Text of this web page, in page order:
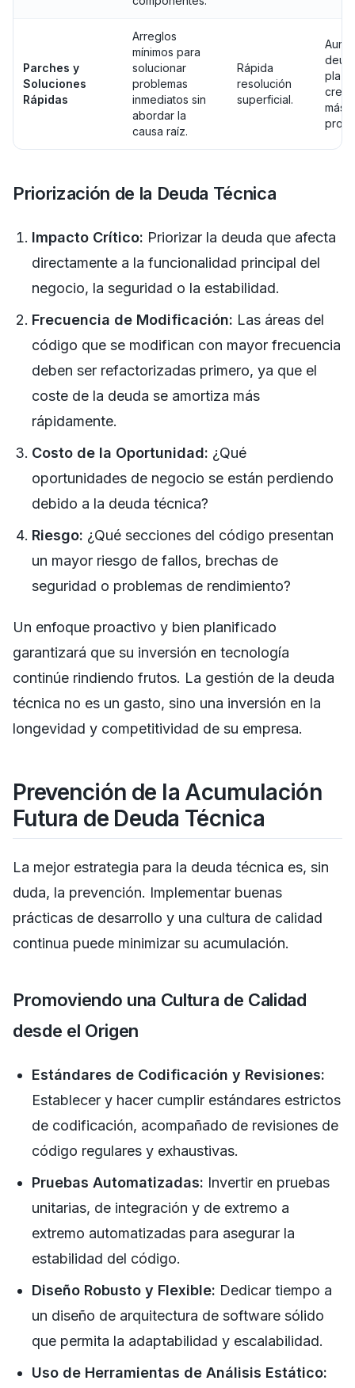
Parches y
Soluciones
Rápidas
Arreglos
mínimos para
solucionar
problemas
inmediatos sin
abordar la
causa raíz.
Rápida
resolución
superficial.
más
Priorización de la Deuda Técnica
Impacto Crítico: Priorizar la deuda que afecta
directamente a la funcionalidad principal del
negocio, la seguridad o la estabilidad.
Frecuencia de Modificación: Las áreas del
código que se modifican con mayor frecuencia
deben ser refactorizadas primero, ya que el
coste de la deuda se amortiza más
rápidamente.
Costo de la Oportunidad: ¿Qué
oportunidades de negocio se están perdiendo
debido a la deuda técnica?
Riesgo: ¿Qué secciones del código presentan
un mayor riesgo de fallos, brechas de
seguridad o problemas de rendimiento?
Un enfoque proactivo y bien planificado
garantizará que su inversión en tecnología
continúe rindiendo frutos. La gestión de la deuda
técnica no es un gasto, sino una inversión en la
longevidad y competitividad de su empresa.
Prevención de la Acumulación
Futura de Deuda Técnica
La mejor estrategia para la deuda técnica es, sin
duda, la prevención. Implementar buenas
prácticas de desarrollo y una cultura de calidad
continua puede minimizar su acumulación.
Promoviendo una Cultura de Calidad
desde el Origen
Estándares de Codificación y Revisiones:
Establecer y hacer cumplir estándares estrictos
de codificación, acompañado de revisiones de
código regulares y exhaustivas.
Pruebas Automatizadas: Invertir en pruebas
unitarias, de integración y de extremo a
extremo automatizadas para asegurar la
estabilidad del código.
Diseño Robusto y Flexible: Dedicar tiempo a
un diseño de arquitectura de software sólido
que permita la adaptabilidad y escalabilidad.
Uso de Herramientas de Análisis Estático: